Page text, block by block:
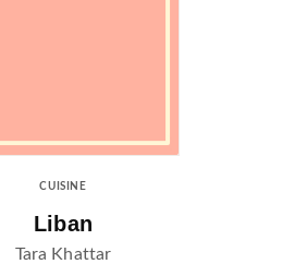
CUISINE
Liban
Tara Khattar